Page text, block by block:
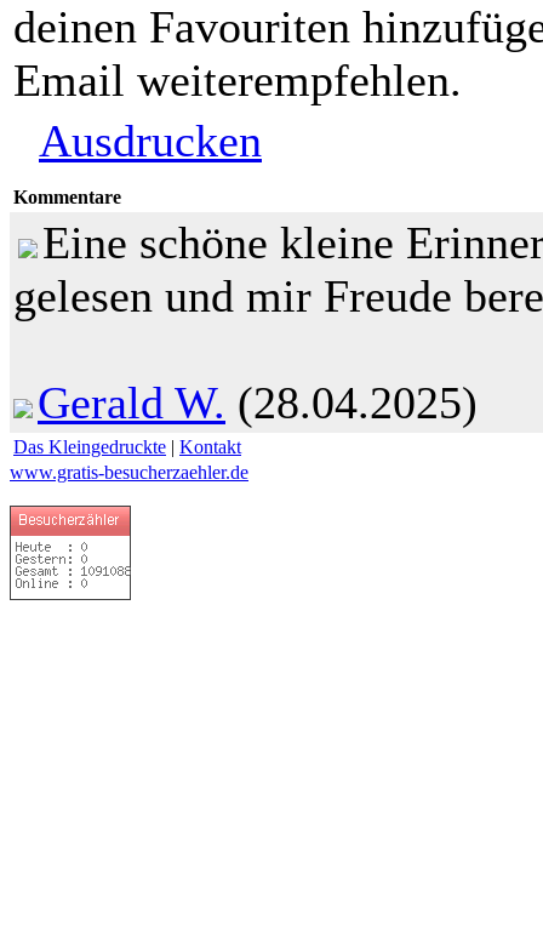
deinen Favouriten
Email weiterempfehlen.
Ausdrucken
Kommentare
Eine schöne kleine
gelesen und mir Freude
Gerald W. (28.04.2025)
Das Kleingedruckte | Kontakt
www.gratis-besucherzaehler.de